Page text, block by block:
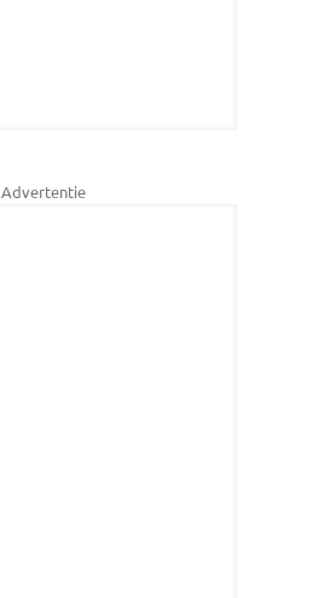
Advertentie